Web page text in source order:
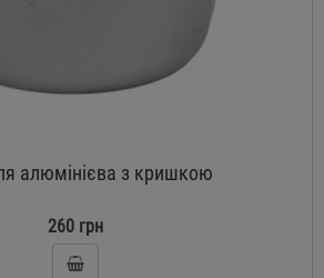
алюмінієва з кришкою
260 грн